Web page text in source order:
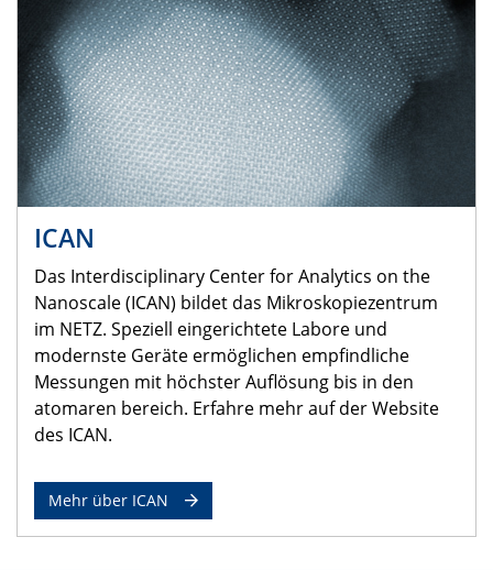
ICAN
Das Interdisciplinary Center for Analytics on the
Nanoscale (ICAN) bildet das Mikroskopiezentrum
im NETZ. Speziell eingerichtete Labore und
modernste Geräte ermöglichen empfindliche
Messungen mit höchster Auflösung bis in den
atomaren bereich. Erfahre mehr auf der Website
des ICAN.
Mehr über ICAN